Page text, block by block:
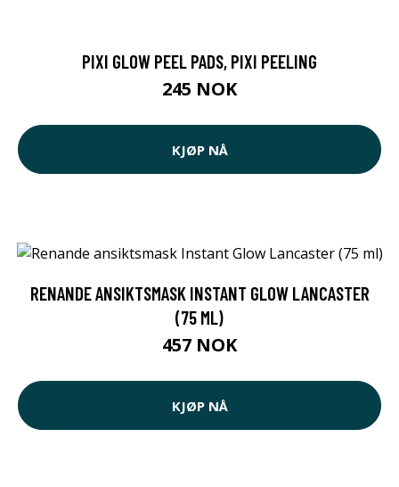
PIXI GLOW PEEL PADS, PIXI PEELING
245 NOK
KJØP NÅ
RENANDE ANSIKTSMASK INSTANT GLOW LANCASTER
(75 ML)
457 NOK
KJØP NÅ